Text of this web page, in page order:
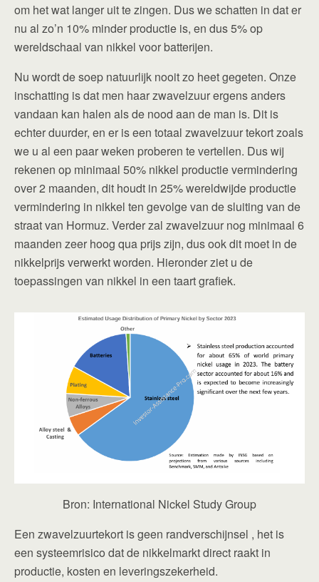
om het wat langer uit te zingen. Dus we schatten in dat er
nu al zo’n 10% minder productie is, en dus 5% op
wereldschaal van nikkel voor batterijen.
Nu wordt de soep natuurlijk nooit zo heet gegeten. Onze
inschatting is dat men haar zwavelzuur ergens anders
vandaan kan halen als de nood aan de man is. Dit is
echter duurder, en er is een totaal zwavelzuur tekort zoals
we u al een paar weken proberen te vertellen. Dus wij
rekenen op minimaal 50% nikkel productie vermindering
over 2 maanden, dit houdt in 25% wereldwijde productie
vermindering in nikkel ten gevolge van de sluiting van de
straat van Hormuz. Verder zal zwavelzuur nog minimaal 6
maanden zeer hoog qua prijs zijn, dus ook dit moet in de
nikkelprijs verwerkt worden. Hieronder ziet u de
toepassingen van nikkel in een taart grafiek.
Bron: International Nickel Study Group
Een zwavelzuurtekort is geen randverschijnsel , het is
een systeemrisico dat de nikkelmarkt direct raakt in
productie, kosten en leveringszekerheid.